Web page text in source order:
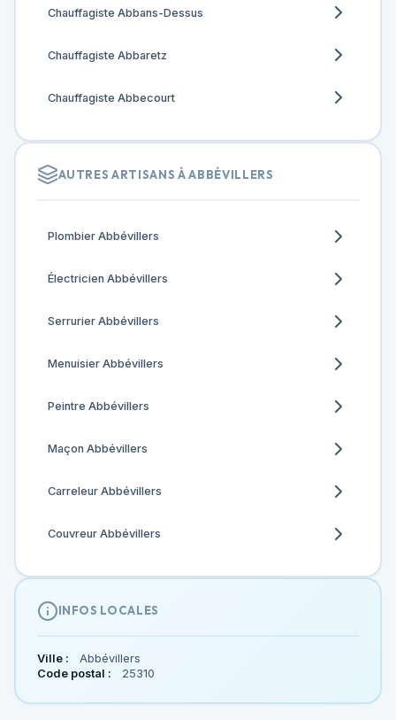
Chauffagiste Abbans-Dessus
Chauffagiste Abbaretz
Chauffagiste Abbecourt
AUTRES ARTISANS À ABBÉVILLERS
Plombier Abbévillers
Électricien Abbévillers
Serrurier Abbévillers
Menuisier Abbévillers
Peintre Abbévillers
Maçon Abbévillers
Carreleur Abbévillers
Couvreur Abbévillers
INFOS LOCALES
Ville :
Abbévillers
Code postal :
25310